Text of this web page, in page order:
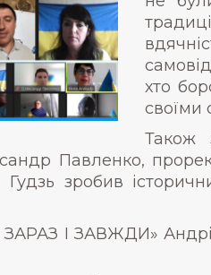
хто
своїми
Також
Павленко,
Гудзь зробив
І ЗАВЖДИ»